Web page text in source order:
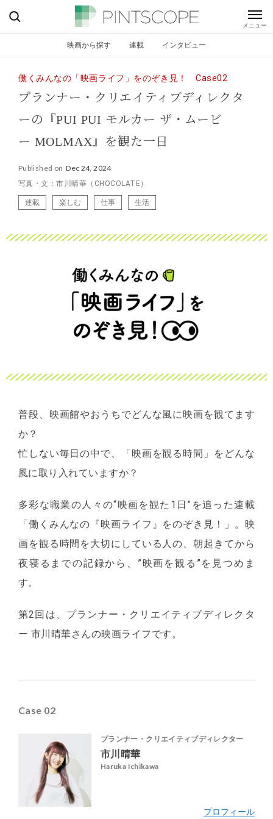
映画から探す 連載 インタビュー
働くみんなの「映画ライフ」をのぞき見！ Case02
プランナー・クリエイティブディレクタ
ーの『PUI PUI モルカー ザ・ムービ
ー MOLMAX』を観た一日
Published on Dec 24, 2024
写真・文：市川晴華（CHOCOLATE）
連載 楽しむ 仕事 生活
普段、映画館やおうちでどんな風に映画を観てます
か？
忙しない毎日の中で、「映画を観る時間」をどんな
風に取り入れていますか？
多彩な職業の人々の“映画を観た1日”を追った連載
「働くみんなの『映画ライフ』をのぞき見！」。映
画を観る時間を大切にしている人の、朝起きてから
夜寝るまでの記録から、”映画を観る”を見つめま
す。
第2回は、プランナー・クリエイティブディレクタ
ー 市川晴華さんの映画ライフです。
Case 02
プランナー・クリエイティブディレクター
市川晴華
Haruka Ichikawa